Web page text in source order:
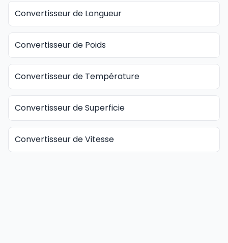
Convertisseur de Longueur
Convertisseur de Poids
Convertisseur de Température
Convertisseur de Superficie
Convertisseur de Vitesse